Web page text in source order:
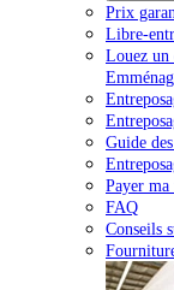
Prix
Libre-
Louez un
Guide
Payer ma
FAQ
Conseils